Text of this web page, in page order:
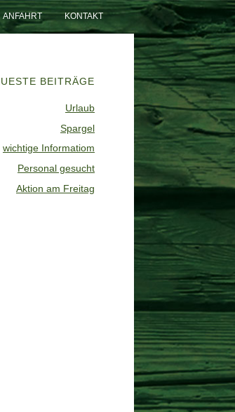
ANFAHRT KONTAKT
BEITRÄGE
Urlaub
Spargel
wichtige Informatiom
Personal gesucht
Aktion am Freitag